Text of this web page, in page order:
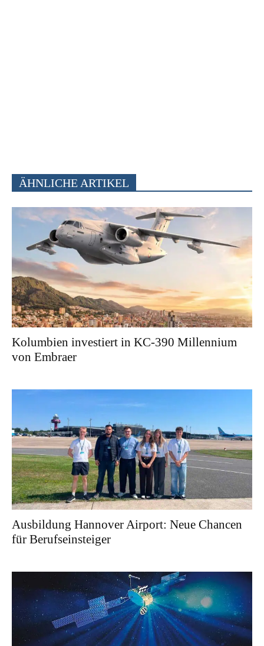
ÄHNLICHE ARTIKEL
Kolumbien investiert in KC-390 Millennium
von Embraer
Ausbildung Hannover Airport: Neue Chancen
für Berufseinsteiger